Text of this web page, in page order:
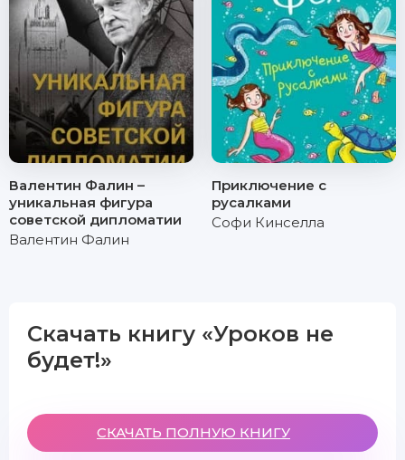
Валентин Фалин –
уникальная фигура
советской дипломатии
Валентин Фалин
Приключение с
русалками
Софи Кинселла
Скачать книгу «Уроков не
будет!»
СКАЧАТЬ ПОЛНУЮ КНИГУ